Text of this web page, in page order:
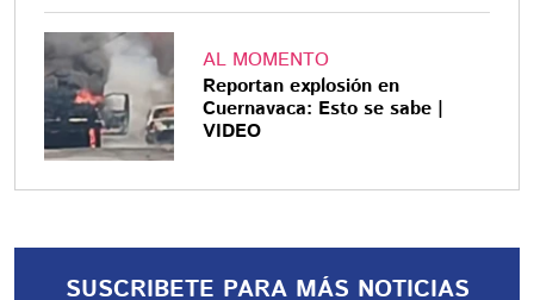
AL MOMENTO
Reportan explosión en
Cuernavaca: Esto se sabe |
VIDEO
SUSCRIBETE PARA MÁS NOTICIAS